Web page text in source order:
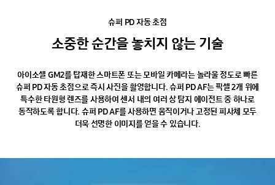
슈퍼 PD자동초점
소중한순간을놓치지 않는기술
아이소셀 GM2를 탑재한 스마트폰 또는 모바일 카메라는 놀라울 정도로 빠른
슈퍼 PD 자동 초점으로 즉시 사진을 촬영합니다. 슈퍼 PD AF는 픽셀 2개 위에
특수한 타원형 렌즈를 사용하여 센서 내의 여러 상 탐지 에이전트 중 하나로
동작하도록 합니다. 슈퍼 PD AF를 사용하면 움직이거나 고정된 피사체 모두
더욱 선명한 이미지를 얻을 수 있습니다.